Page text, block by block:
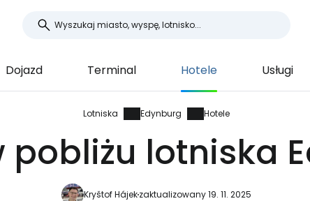
Dojazd Terminal Hotele Usługi
Lotniska Edynburg Hotele
pobliżu lotniska
Kryštof Hájekzaktualizowany 19. 11. 2025